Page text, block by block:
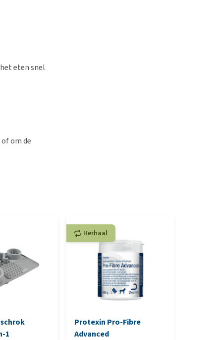
eten snel
om de
1
Herhaal
Protexin Pro-Fibre
Advanced